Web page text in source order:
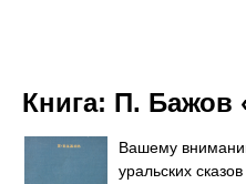
Книга: П. Бажов
Вашему
уральских